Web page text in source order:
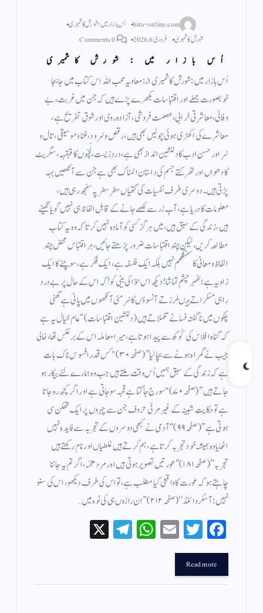
hira-online.com
اُس بازار میں : شورش کاشمیری
شورش کاشمیری
فروری 6, 2026
اُس بازار میں : شورش کاشمیری
اُس بازار میں : شورش کاشمیری از : معاویہ محب اللہ اس کتاب میں جابجا
خوبصورت جملے اور اقتباسات بکھرے پڑے ہیں کہ جن میں غربت، بے
وفائی، معاشرتی خرابی، عصمت فروشی، آزادہ روی اور شوقِ تفریح ہے،
معاشرے کی اکھڑی ہوئی چولیں بھی ہیں، رقص و سُرود، غنا و موسیقی، تال و
سُر اور حسنِ ادب کا دلنشین انداز بھی ہے، دردِ زیست، لُچّوں کا قہقہہ، سگریٹ
کا دھواں اور تھرکتے جسم کی داستان المناک بھی ہے جن سے آنکھیں بہہ
پڑتی ہیں۔دوسری طرف نفسیات کی گتھیاں سطر سطر پہ سلجھ رہی ہیں،
معلومات کا دریا ہے، آبِ زر سے لکھے جانے کے قابل الفاظ ہی نہیں گویا نگینے
ہیں، زندگی کے سبق ہیں، میں ہرگز کسی کو آمادہ نہیں کرتا کہ وہ یہ کتاب
مطالعہ کریں، لیکن چند اقتباسات ضرور پڑھتے جائیں، ہر اقتباس محض چند
الفاظ و معانی کا سنگھم نہیں بلکہ ایک فلسفہ ہے، ایک فکر ہے، سوچنے کا ایک
زاویہ ہے ؛ٹھہر چشمِ تماشا! دیکھ اس حوّا کی بیٹی کو!کہ اس کے حال پر بے درد
راہی مسکراتے ہیںلرزتے آنسوؤں کا سُرمئی آنکھوں میں پانی ہےگھنی
پلکوں میں ناگفتہ فسانے تلملاتے ہیں(دلنشین اقتباسات)‘‘عام خیال یہ ہے
کہ گناہ افلاس کی کُوکھ سے پیدا ہوتا ہے، میرا معاملہ اس کے برعکس تھا، خالی
جیب نے گمراہ ہونے سے بچا لیا’’ (صفحہ ۳۰)"کس قدر افسوس ناک بات
ہے کہ زندگی کے سبق ہمیں اُس وقت ملتے ہیں جب وہ ہمارے لئے بیکار ہو
جاتے ہیں” (صفحہ ۷۰)"سورج جاگتا ہے قحبہ سو جاتی ہے اور اگر کچھ رہ جاتا
ہے تو حکایتِ شبینہ کے غیر مرئی حروف جن سے چہروں پر ایک تھکن سی
ہوتی ہے”(صفحہ ۹۹)‘‘ آدمی نے کبھی دوسروں کے تجربہ سے فایدہ نہیں
اٹھایا وہ ہمیشہ خود تجربہ کرتا ہے، ہم کرتے ہیں غلطیاں اور نام رکھتے ہیں
تجربہ’’ (صفحہ ۱۸۱)’’ عورتیں تصویر ہوتی ہیں اور مرد معمّہ، اگر تم یہ جاننا
چاہتے ہو کہ عورت کا واقعی کیا مطلب ہے، تو اس کی طرف دیکھو، اس کی سنو
نہیں: آسکروائلڈ ‘‘ (صفحہ ۲۱۲) ’’ ان رازوں ہی کی ٹوہ میں…
Fa
ce
bo
ok
T
wi
r
E
W
Te
Read more